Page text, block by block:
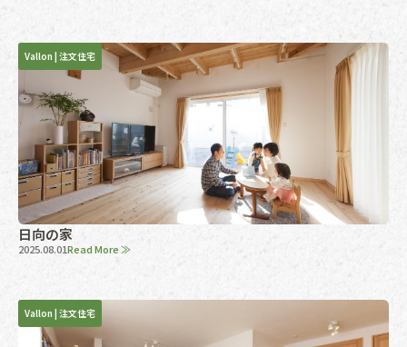
Vallon | 注文住宅
日向の家
2025.08.01Read More ≫
Vallon | 注文住宅